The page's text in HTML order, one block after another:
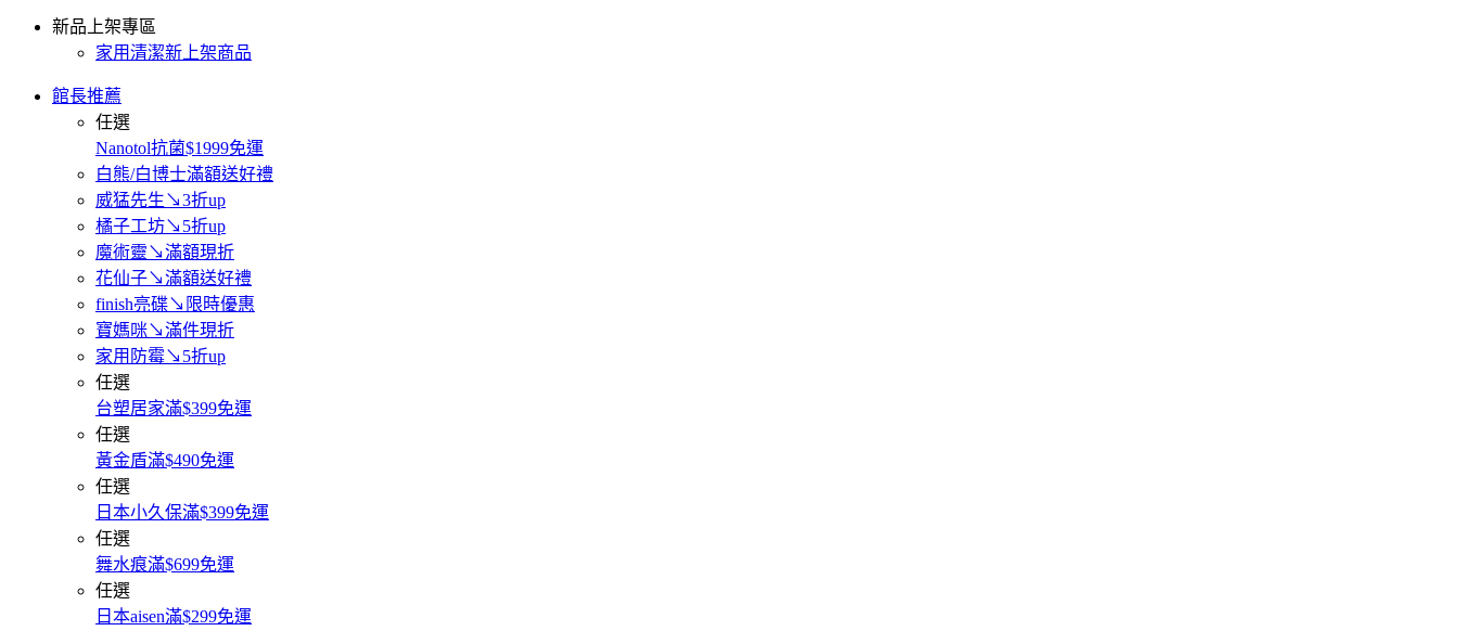
新品上架專區
家用清潔新上架商品
館長推薦
任選
Nanotol抗菌$1999免運
白熊/白博士滿額送好禮
威猛先生↘3折up
橘子工坊↘5折up
魔術靈↘滿額現折
花仙子↘滿額送好禮
finish亮碟↘限時優惠
寶媽咪↘滿件現折
家用防霉↘5折up
任選
台塑居家滿$399免運
任選
黃金盾滿$490免運
任選
日本小久保滿$399免運
任選
舞水痕滿$699免運
任選
日本aisen滿$299免運